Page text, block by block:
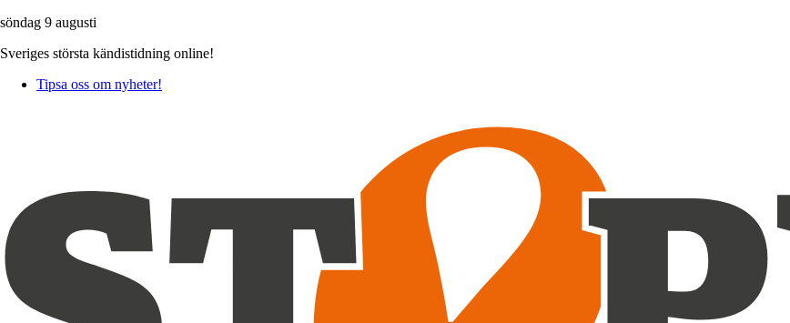
söndag 9 augusti
Sveriges största kändistidning online!
Tipsa oss om nyheter!